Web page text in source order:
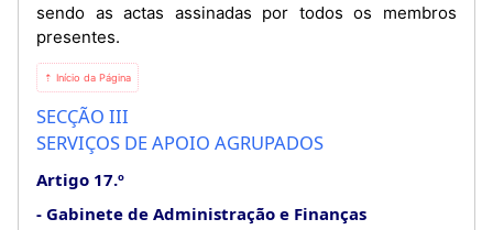
sendo as actas assinadas por todos os membros
presentes.
⇡ Início da Página
SECÇÃO III
SERVIÇOS DE APOIO AGRUPADOS
Artigo 17.º
Gabinete de Administração e Finanças